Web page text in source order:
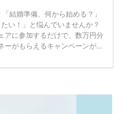
結婚準備、何から始める？」
たい！」と悩んでいませんか？
アに参加するだけで、数万円分
ーがもらえるキャンペーンがあ
と損をしてしまうことも……。